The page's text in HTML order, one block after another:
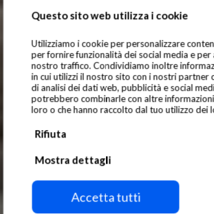
Questo sito web utilizza i cookie
Utilizziamo i cookie per personalizzare
per fornire funzionalità dei social media e per
nostro traffico. Condividiamo inoltre
in cui utilizzi il nostro sito con i nostri partner
di analisi dei dati web, pubblicità e social
potrebbero combinarle con altre
loro o che hanno raccolto dal tuo utilizzo dei
Rifiuta
Mostra dettagli
Accetta tutti